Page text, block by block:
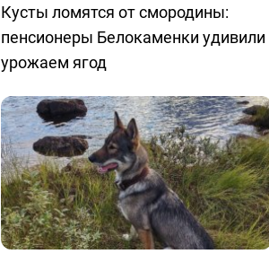
Кусты ломятся от смородины:
пенсионеры Белокаменки удивили
урожаем ягод